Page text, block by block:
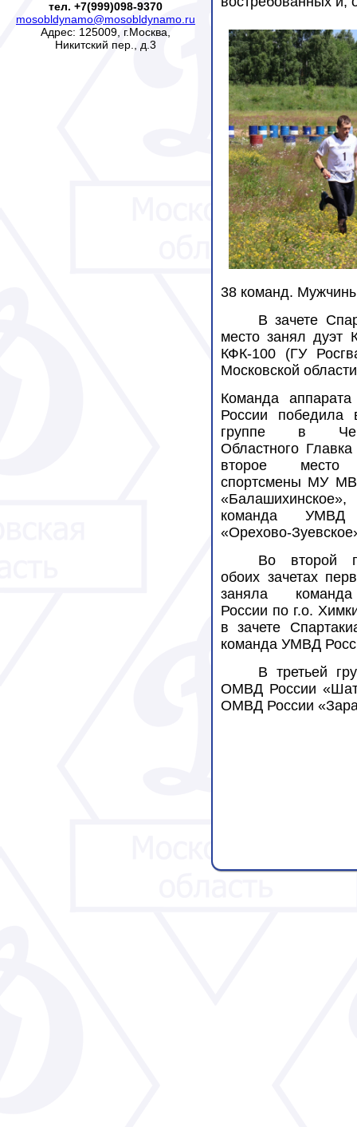
тел. +7(999)098-9370
mosobldynamo@mosobldynamo.ru
Адрес: 125009, г.Москва,
Никитский пер., д.3
38 команд.
В зачете
место занял дуэт
КФК-100 (ГУ
Московской
Команда
России победила
группе в
Областного
второе место
спортсмены МУ
«Балашихинское»,
команда УМВД
«Орехово-
Во второй
обоих зачетах
заняла
России по г.о.
в зачете
команда УМВД
В третьей
ОМВД России
ОМВД России